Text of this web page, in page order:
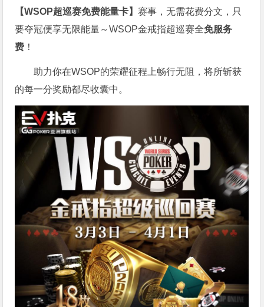
【WSOP超巡赛免费能量卡】赛事，无需花费分文，只
要夺冠便享无限能量～WSOP金戒指超巡赛全免服务
费 ！
助力你在WSOP的荣耀征程上畅行无阻，将所斩获
的每一分奖励都尽收囊中。